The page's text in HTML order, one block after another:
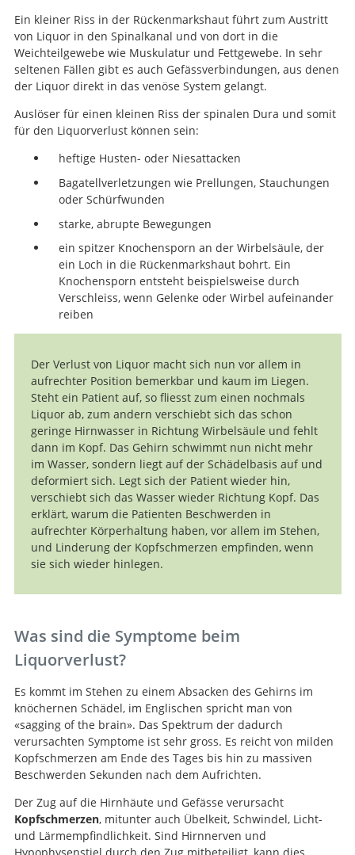
Ein kleiner Riss in der Rückenmarkshaut führt zum Austritt
von Liquor in den Spinalkanal und von dort in die
Weichteilgewebe wie Muskulatur und Fettgewebe. In sehr
seltenen Fällen gibt es auch Gefässverbindungen, aus denen
der Liquor direkt in das venöse System gelangt.
Auslöser für einen kleinen Riss der spinalen Dura und somit
für den Liquorverlust können sein:
heftige Husten- oder Niesattacken
Bagatellverletzungen wie Prellungen, Stauchungen
oder Schürfwunden
starke, abrupte Bewegungen
ein spitzer Knochensporn an der Wirbelsäule, der
ein Loch in die Rückenmarkshaut bohrt. Ein
Knochensporn entsteht beispielsweise durch
Verschleiss, wenn Gelenke oder Wirbel aufeinander
reiben
Der Verlust von Liquor macht sich nun vor allem in
aufrechter Position bemerkbar und kaum im Liegen.
Steht ein Patient auf, so fliesst zum einen nochmals
Liquor ab, zum andern verschiebt sich das schon
geringe Hirnwasser in Richtung Wirbelsäule und fehlt
dann im Kopf. Das Gehirn schwimmt nun nicht mehr
im Wasser, sondern liegt auf der Schädelbasis auf und
deformiert sich. Legt sich der Patient wieder hin,
verschiebt sich das Wasser wieder Richtung Kopf. Das
erklärt, warum die Patienten Beschwerden in
aufrechter Körperhaltung haben, vor allem im Stehen,
und Linderung der Kopfschmerzen empfinden, wenn
sie sich wieder hinlegen.
Was sind die Symptome beim
Liquorverlust?
Es kommt im Stehen zu einem Absacken des Gehirns im
knöchernen Schädel, im Englischen spricht man von
«sagging of the brain». Das Spektrum der dadurch
verursachten Symptome ist sehr gross. Es reicht von milden
Kopfschmerzen am Ende des Tages bis hin zu massiven
Beschwerden Sekunden nach dem Aufrichten.
Der Zug auf die Hirnhäute und Gefässe verursacht
Kopfschmerzen, mitunter auch Übelkeit, Schwindel, Licht-
und Lärmempfindlichkeit. Sind Hirnnerven und